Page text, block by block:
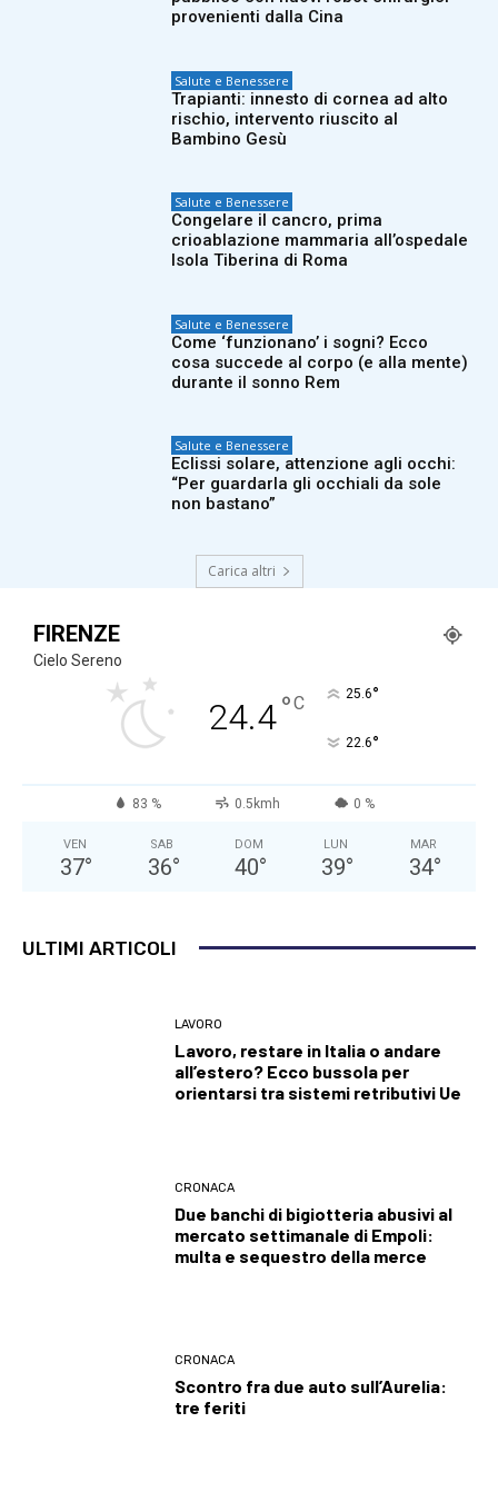
provenienti dalla Cina
Salute e Benessere
Trapianti: innesto di cornea ad alto
rischio, intervento riuscito al
Bambino Gesù
Salute e Benessere
Congelare il cancro, prima
crioablazione mammaria all’ospedale
Isola Tiberina di Roma
Salute e Benessere
Come ‘funzionano’ i sogni? Ecco
cosa succede al corpo (e alla mente)
durante il sonno Rem
Salute e Benessere
Eclissi solare, attenzione agli occhi:
“Per guardarla gli occhiali da sole
non bastano”
Carica altri
FIRENZE
Cielo Sereno
24.4°C 25.6°
22.6°
83 % 0.5kmh 0 %
VEN
37°
SAB
36°
DOM
40°
LUN
39°
MAR
34°
ULTIMI ARTICOLI
LAVORO
Lavoro, restare in Italia o andare
all’estero? Ecco bussola per
orientarsi tra sistemi retributivi Ue
CRONACA
Due banchi di bigiotteria abusivi al
mercato settimanale di Empoli:
multa e sequestro della merce
CRONACA
Scontro fra due auto sull’Aurelia:
tre feriti